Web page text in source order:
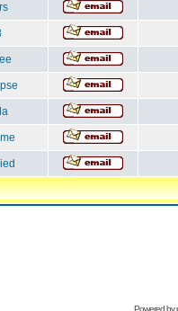
Powered by